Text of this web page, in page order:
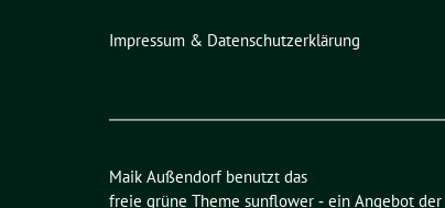
Impressum & Datenschutzerklärung
Maik Außendorf benutzt das
freie grüne Theme sunflower ‐ ein Angebot der